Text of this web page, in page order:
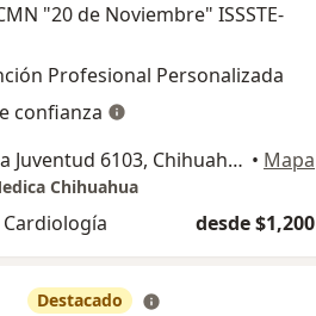
"20 de Noviembre" ISSSTE-
Profesional Personalizada
confianza
Periférico de la Juventud 6103, Chihuahua • Mapa
Chihuahua
desde $1,200
Destacado